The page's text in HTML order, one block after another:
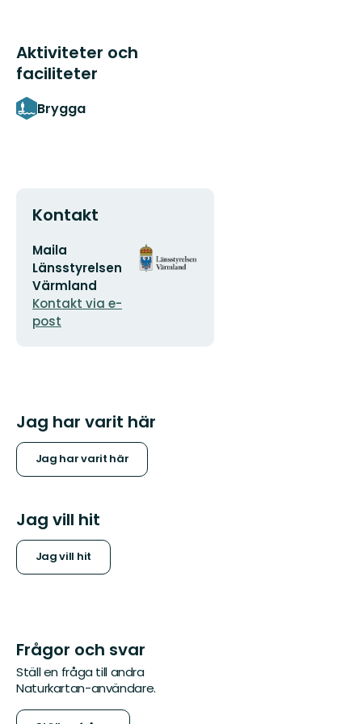
Aktiviteter och
faciliteter
Brygga
Kontakt
E-
postadress
Maila
Länsstyrelsen
Värmland
Kontakt via e-
post
Organisationens
logotyp
Jag har varit här
Jag har varit här
Jag vill hit
Jag vill hit
Frågor och svar
Ställ en fråga till andra
Naturkartan-användare.